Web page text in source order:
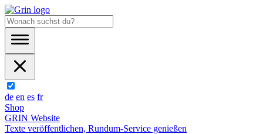
de en es fr
Shop
GRIN Website
Texte veröffentlichen, Rundum-Service genießen